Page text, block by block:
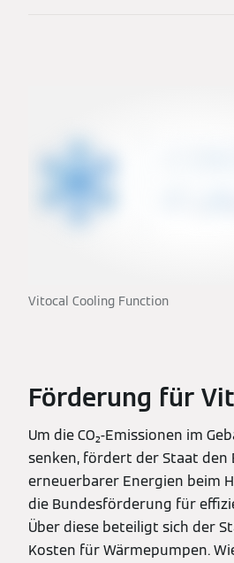
Vitocal Cooling Function
Förderung für
Um die CO₂-Emissionen im
senken, fördert der Staat den
erneuerbarer Energien beim
die Bundesförderung für
Über diese beteiligt sich der
Kosten für Wärmepumpen.